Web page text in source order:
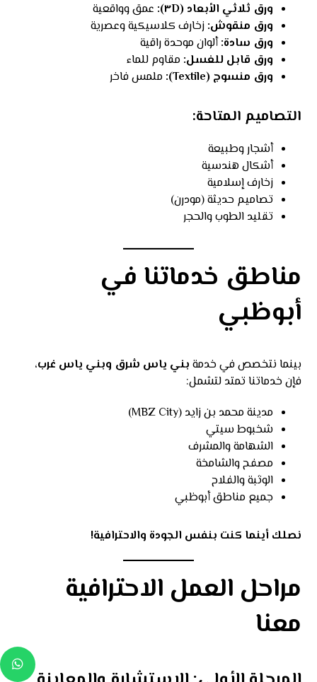
ورق ثلاثي الأبعاد (٣D):
عمق وواقعية
ورق منقوش: زخارف كلاسيكية وعصرية
ورق سادة:ألوان موحدة راقية
ورق قابل للغسل: مقاوم للماء
ورق منسوج (Textile):
ملمس فاخر
التصاميم المتاحة:
أشجار وطبيعة
أشكال هندسية
زخارف إسلامية
تصاميم حديثة (مودرن)
تقليد الطوب والحجر
مناطق خدماتنا في
أبوظبي
بينما نتخصص في خدمة بني ياس شرق وبني ياس غرب،
فإن خدماتنا تمتد لتشمل:
مدينة محمد بن زايد (MBZ City)
شخبوط سيتي
الشهامة والمشرف
مصفح والشامخة
الوثبة والفلاح
جميع مناطق أبوظبي
نصلك أينما كنت بنفس الجودة والاحترافية!
مراحل العمل الاحترافية
معنا